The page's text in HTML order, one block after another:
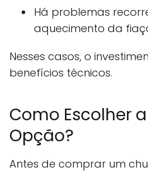
Há problemas
aquecimento da
Nesses casos, o
benefícios técnicos.
Como Escolher
Opção?
Antes de comprar um